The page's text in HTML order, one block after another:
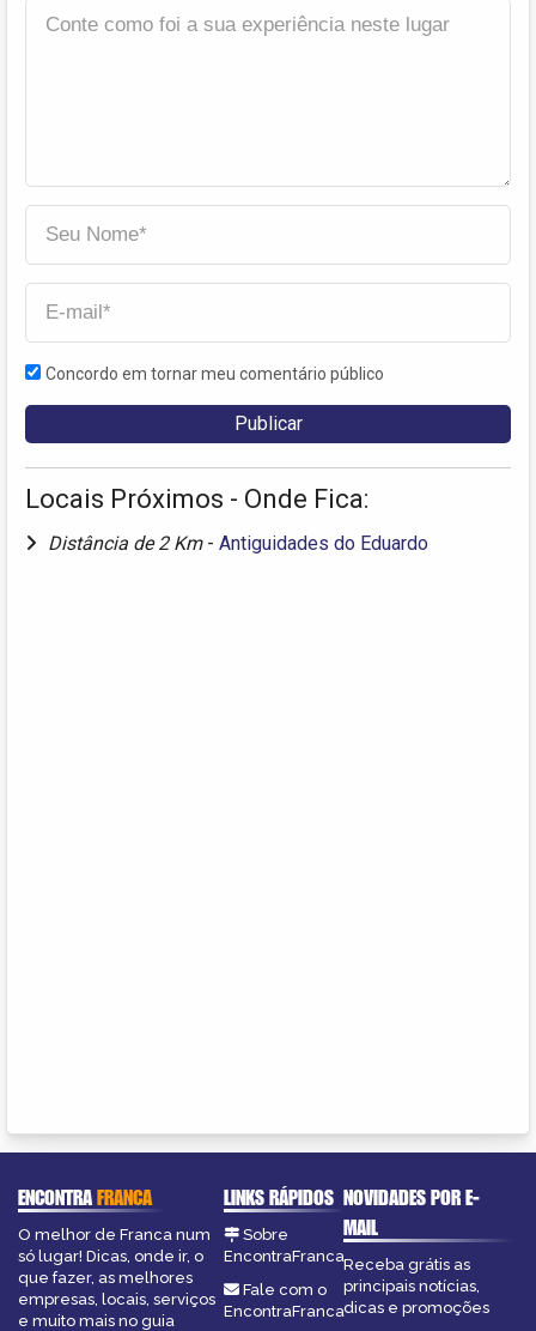
Concordo em tornar meu comentário público
Locais Próximos - Onde Fica:
Distância de 2 Km - Antiguidades do Eduardo
ENCONTRAFRANCA
O melhor de Franca num
só lugar! Dicas, onde ir, o
que fazer, as melhores
empresas, locais, serviços
e muito mais no guia
LINKS RÁPIDOS
Sobre
EncontraFranca
Fale com o
EncontraFranca
NOVIDADES POR E-
MAIL
Receba grátis as
principais notícias,
dicas e promoções